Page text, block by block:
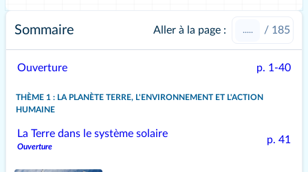
Sommaire Aller à la page : / 185
Ouverture p. 1-40
THÈME 1 : LA PLANÈTE TERRE, L'ENVIRONNEMENT ET L'ACTION
HUMAINE
La Terre dans le système solaire
Ouverture
p. 41